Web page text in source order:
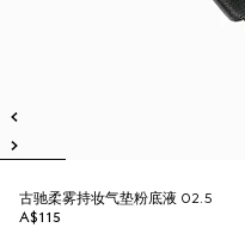
古驰柔雾持妆气垫粉底液 02.5
A$115